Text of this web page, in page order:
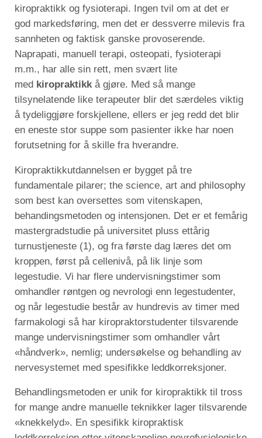
kiropraktikk og fysioterapi. Ingen tvil om at det er
god markedsføring, men det er dessverre milevis fra
sannheten og faktisk ganske provoserende.
Naprapati, manuell terapi, osteopati, fysioterapi
m.m., har alle sin rett, men svært lite
med kiropraktikk å gjøre. Med så mange
tilsynelatende like terapeuter blir det særdeles viktig
å tydeliggjøre forskjellene, ellers er jeg redd det blir
en eneste stor suppe som pasienter ikke har noen
forutsetning for å skille fra hverandre.
Kiropraktikkutdannelsen er bygget på tre
fundamentale pilarer; the science, art and philosophy
som best kan oversettes som vitenskapen,
behandingsmetoden og intensjonen. Det er et femårig
mastergradstudie på universitet pluss ettårig
turnustjeneste (1), og fra første dag læres det om
kroppen, først på cellenivå, på lik linje som
legestudie. Vi har flere undervisningstimer som
omhandler røntgen og nevrologi enn legestudenter,
og når legestudie består av hundrevis av timer med
farmakologi så har kiropraktorstudenter tilsvarende
mange undervisningstimer som omhandler vårt
«håndverk», nemlig; undersøkelse og behandling av
nervesystemet med spesifikke leddkorreksjoner.
Behandlingsmetoden er unik for kiropraktikk til tross
for mange andre manuelle teknikker lager tilsvarende
«knekkelyd». En spesifikk kiropraktisk